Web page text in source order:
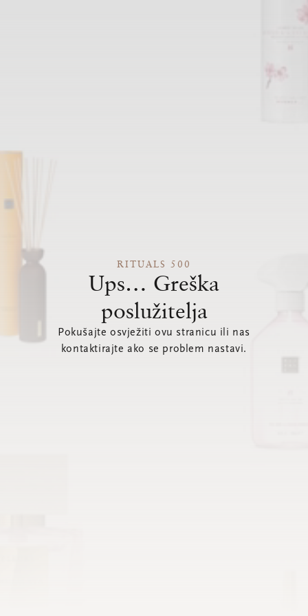
RITUALS 500
Ups… Greška
poslužitelja
Pokušajte osvježiti ovu stranicu ili nas
kontaktirajte ako se problem nastavi.